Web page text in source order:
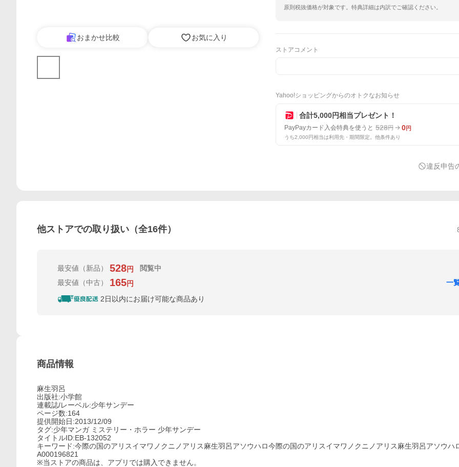
おまかせ比較 お気に入り
原則税抜価格が対象です。特典詳細は内訳でご確認ください。
ストアコメント
Yahoo!ショッピングからのオトクなお知らせ
合計5,000円相当プレゼント！
PayPayカード入会特典を使うと 528円 0円
うち2,000円相当は利用先・期間限定。他条件あり
違反申告
他ストアでの取り扱い（全16件）
最安値 （新品） 528円
閲覧中
最安値 （中古） 165円
2日以内にお届け可能な商品あり
一
商品情報
麻生羽呂
出版社:小学館
連載誌/レーベル:少年サンデー
ページ数:164
提供開始日:2013/12/09
タグ:少年マンガ ミステリー・ホラー 少年サンデー
タイトルID:EB-132052
キーワード:今際の国のアリスイマワノクニノアリス麻生羽呂アソウハロ今際の国のアリスイマワノクニノアリス麻生羽呂アソウハ
A000196821
※当ストアの商品は、アプリでは購入できません。